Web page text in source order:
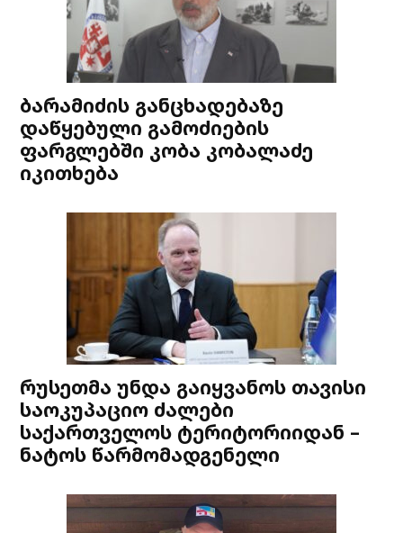
ბარამიძის განცხადებაზე
დაწყებული გამოძიების
ფარგლებში კობა კობალაძე
იკითხება
რუსეთმა უნდა გაიყვანოს თავისი
საოკუპაციო ძალები
საქართველოს ტერიტორიიდან –
ნატოს წარმომადგენელი